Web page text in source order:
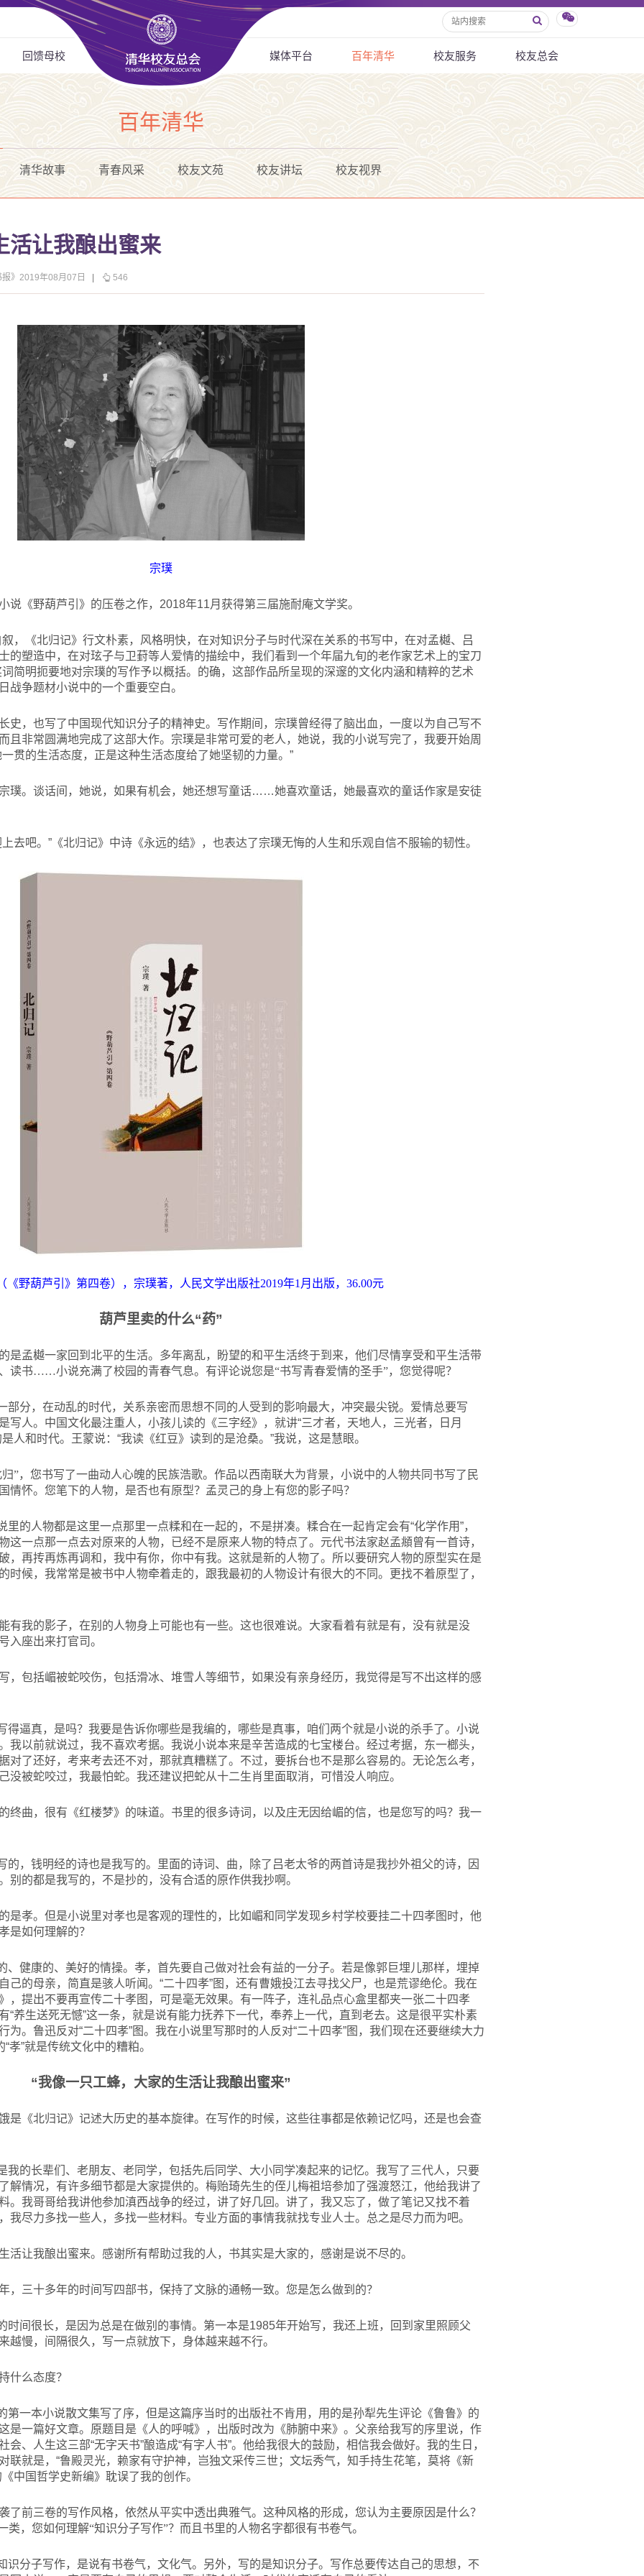
回馈母校 媒体平台 百年清华 校友服务 校友总会
百年清华
清华故事 青春风采 校友文苑 校友讲坛 校友视界
活让我酿出蜜来
》2019年08月07日 546
宗璞
说《野葫芦引》的压卷之作，2018年11月获得第三届施耐庵文学奖。
，《北归记》行文朴素，风格明快，在对知识分子与时代深在关系的书写中，在对孟樾、吕
的塑造中，在对玹子与卫葑等人爱情的描绘中，我们看到一个年届九旬的老作家艺术上的宝刀
简明扼要地对宗璞的写作予以概括。的确，这部作品所呈现的深邃的文化内涵和精粹的艺术
战争题材小说中的一个重要空白。
史，也写了中国现代知识分子的精神史。写作期间，宗璞曾经得了脑出血，一度以为自己写不
且非常圆满地完成了这部大作。宗璞是非常可爱的老人，她说，我的小说写完了，我要开始周
贯的生活态度，正是这种生活态度给了她坚韧的力量。”
璞。谈话间，她说，如果有机会，她还想写童话……她喜欢童话，她最喜欢的童话作家是安徒
去吧。”《北归记》中诗《永远的结》，也表达了宗璞无悔的人生和乐观自信不服输的韧性。
《野葫芦引》第四卷），宗璞著，人民文学出版社2019年1月出版，36.00元
葫芦里卖的什么“药”
的是孟樾一家回到北平的生活。多年离乱，盼望的和平生活终于到来，他们尽情享受和平生活带
读书……小说充满了校园的青春气息。有评论说您是“书写青春爱情的圣手”，您觉得呢？
部分，在动乱的时代，关系亲密而思想不同的人受到的影响最大，冲突最尖锐。爱情总要写
写人。中国文化最注重人，小孩儿读的《三字经》，就讲“三才者，天地人，三光者，日月
人和时代。王蒙说：“我读《红豆》读到的是沧桑。”我说，这是慧眼。
归”，您书写了一曲动人心魄的民族浩歌。作品以西南联大为背景，小说中的人物共同书写了民
情怀。您笔下的人物，是否也有原型？孟灵己的身上有您的影子吗？
里的人物都是这里一点那里一点糅和在一起的，不是拼凑。糅合在一起肯定会有“化学作用”，
这一点那一点去对原来的人物，已经不是原来人物的特点了。元代书法家赵孟頫曾有一首诗，
，再抟再炼再调和，我中有你，你中有我。这就是新的人物了。所以要研究人物的原型实在是
时候，我常常是被书中人物牵着走的，跟我最初的人物设计有很大的不同。更找不着原型了，
有我的影子，在别的人物身上可能也有一些。这也很难说。大家看着有就是有，没有就是没
入座出来打官司。
，包括嵋被蛇咬伤，包括滑冰、堆雪人等细节，如果没有亲身经历，我觉得是写不出这样的感
得逼真，是吗？我要是告诉你哪些是我编的，哪些是真事，咱们两个就是小说的杀手了。小说
我以前就说过，我不喜欢考据。我说小说本来是辛苦造成的七宝楼台。经过考据，东一榔头，
对了还好，考来考去还不对，那就真糟糕了。不过，要拆台也不是那么容易的。无论怎么考，
没被蛇咬过，我最怕蛇。我还建议把蛇从十二生肖里面取消，可惜没人响应。
的终曲，很有《红楼梦》的味道。书里的很多诗词，以及庄无因给嵋的信，也是您写的吗？我一
的，钱明经的诗也是我写的。里面的诗词、曲，除了吕老太爷的两首诗是我抄外祖父的诗，因
别的都是我写的，不是抄的，没有合适的原作供我抄啊。
是孝。但是小说里对孝也是客观的理性的，比如嵋和同学发现乡村学校要挂二十四孝图时，他
是如何理解的？
、健康的、美好的情操。孝，首先要自己做对社会有益的一分子。若是像郭巨埋儿那样，埋掉
己的母亲，简直是骇人听闻。“二十四孝”图，还有曹娥投江去寻找父尸，也是荒谬绝伦。我在
，提出不要再宣传二十孝图，可是毫无效果。有一阵子，连礼品点心盒里都夹一张二十四孝
“养生送死无憾”这一条，就是说有能力抚养下一代，奉养上一代，直到老去。这是很平实朴素
为。鲁迅反对“二十四孝”图。我在小说里写那时的人反对“二十四孝”图，我们现在还要继续大力
孝”就是传统文化中的糟粕。
“我像一只工蜂，大家的生活让我酿出蜜来”
是《北归记》记述大历史的基本旋律。在写作的时候，这些往事都是依赖记忆吗，还是也会查
我的长辈们、老朋友、老同学，包括先后同学、大小同学凑起来的记忆。我写了三代人，只要
解情况，有许多细节都是大家提供的。梅贻琦先生的侄儿梅祖培参加了强渡怒江，他给我讲了
。我哥哥给我讲他参加滇西战争的经过，讲了好几回。讲了，我又忘了，做了笔记又找不着
尽力多找一些人，多找一些材料。专业方面的事情我就找专业人士。总之是尽力而为吧。
活让我酿出蜜来。感谢所有帮助过我的人，书其实是大家的，感谢是说不尽的。
，三十多年的时间写四部书，保持了文脉的通畅一致。您是怎么做到的？
时间很长，是因为总是在做别的事情。第一本是1985年开始写，我还上班，回到家里照顾父
越慢，间隔很久，写一点就放下，身体越来越不行。
什么态度？
第一本小说散文集写了序，但是这篇序当时的出版社不肯用，用的是孙犁先生评论《鲁鲁》的
是一篇好文章。原题目是《人的呼喊》，出版时改为《肺腑中来》。父亲给我写的序里说，作
会、人生这三部“无字天书”酿造成“有字人书”。他给我很大的鼓励，相信我会做好。我的生日，
联就是，“鲁殿灵光，赖家有守护神，岂独文采传三世；文坛秀气，知手持生花笔，莫将《新
中国哲学史新编》耽误了我的创作。
了前三卷的写作风格，依然从平实中透出典雅气。这种风格的形成，您认为主要原因是什么？
类，您如何理解“知识分子写作”？而且书里的人物名字都很有书卷气。
识分子写作，是说有书卷气，文化气。另外，写的是知识分子。写作总要传达自己的思想，不